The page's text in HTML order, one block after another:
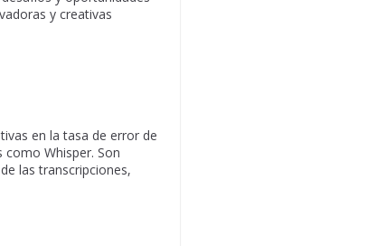
y creativas
en la tasa de error de
Whisper. Son
las transcripciones,